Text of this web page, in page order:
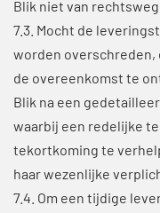
Blik niet van
7.3. Mocht de
worden overschreden,
de overeenkomst te
Blik na een
waarbij een redelijke
tekortkoming te
haar wezenlijke
7.4. Om een tijdige